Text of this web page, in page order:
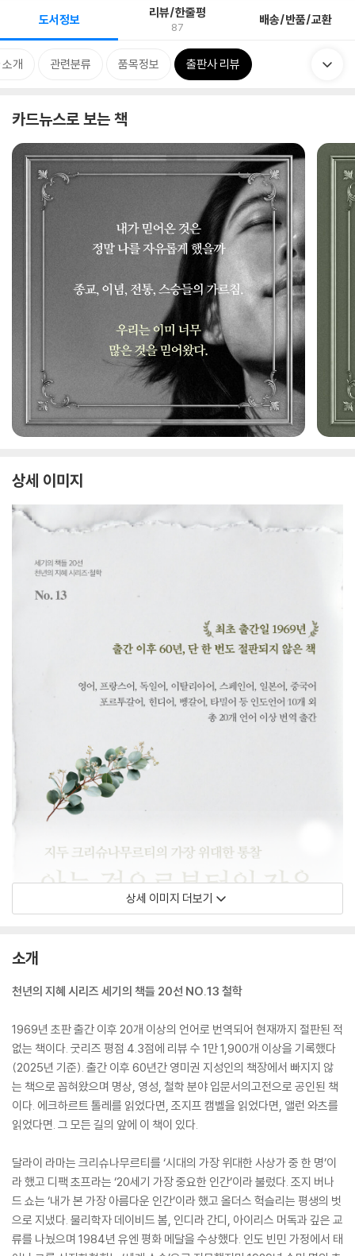
도서정보 리뷰/한줄평
87 배송/반품/교환
개 관련분류 품목정보 출판사 리뷰
카드뉴스로 보는 책
상세 이미지
상세 이미지 더보기
소개
천년의 지혜 시리즈 세기의 책들 20선 NO.13 철학
1969년 초판 출간 이후 20개 이상의 언어로 번역되어 현재까지 절판된 적
없는 책이다. 굿리즈 평점 4.3점에 리뷰 수 1만 1,900개 이상을 기록했다
(2025년 기준). 출간 이후 60년간 영미권 지성인의 책장에서 빠지지 않
는 책으로 꼽혀왔으며 명상, 영성, 철학 분야 입문서의고전으로 공인된 책
이다. 에크하르트 톨레를 읽었다면, 조지프 캠벨을 읽었다면, 앨런 와츠를
읽었다면. 그 모든 길의 앞에 이 책이 있다.
달라이 라마는 크리슈나무르티를 ‘시대의 가장 위대한 사상가 중 한 명’이
라 했고 디팩 초프라는 ‘20세기 가장 중요한 인간’이라 불렀다. 조지 버나
드 쇼는 ‘내가 본 가장 아름다운 인간’이라 했고 올더스 헉슬리는 평생의 벗
으로 지냈다. 물리학자 데이비드 봄, 인디라 간디, 아이리스 머독과 깊은 교
류를 나눴으며 1984년 유엔 평화 메달을 수상했다. 인도 빈민 가정에서 태